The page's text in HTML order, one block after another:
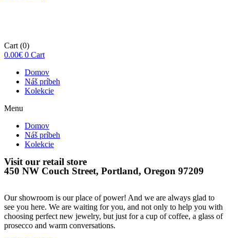
Cart (0)
0.00€ 0 Cart
Domov
Náš príbeh
Kolekcie
Menu
Domov
Náš príbeh
Kolekcie
Visit our retail store
450 NW Couch Street, Portland, Oregon 97209
Our showroom is our place of power! And we are always glad to
see you here. We are waiting for you, and not only to help you with
choosing perfect new jewelry, but just for a cup of coffee, a glass of
prosecco and warm conversations.